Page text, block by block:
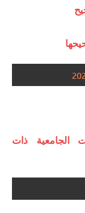
الجامعية ذات